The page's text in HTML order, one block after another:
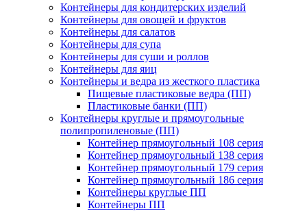
Контейнеры для кондитерских изделий
Контейнеры для овощей и фруктов
Контейнеры для салатов
Контейнеры для супа
Контейнеры для суши и роллов
Контейнеры для яиц
Контейнеры и ведра из жесткого пластика
Пищевые пластиковые ведра (ПП)
Пластиковые банки (ПП)
Контейнеры круглые и прямоугольные
полипропиленовые (ПП)
Контейнер прямоугольный 108 серия
Контейнер прямоугольный 138 серия
Контейнер прямоугольный 179 серия
Контейнер прямоугольный 186 серия
Контейнеры круглые ПП
Контейнеры ПП